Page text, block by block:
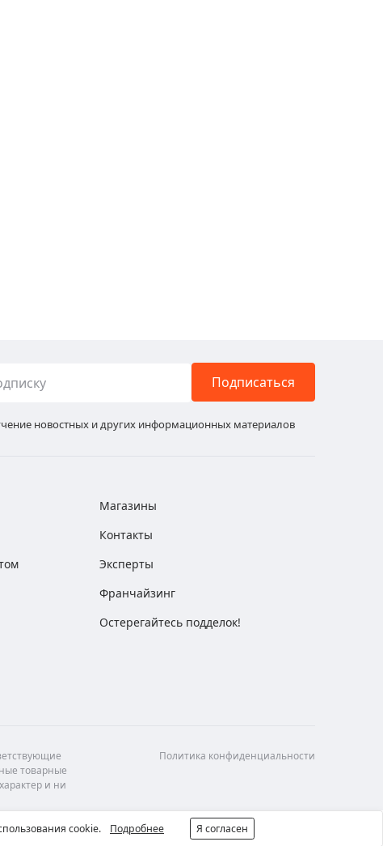
Подписаться
новостных и других информационных материалов
Магазины
Контакты
Эксперты
Франчайзинг
Остерегайтесь подделок!
товарные
и ни
Политика конфиденциальности
cookie. Подробнее Я согласен